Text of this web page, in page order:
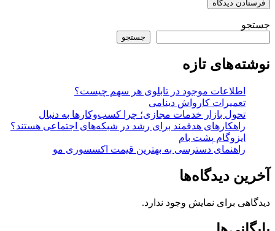
جستجو
جستجو
نوشته‌های تازه
اطلاعات موجود در تابلوی هر سهم چیست؟
تعمیرات کارواش دینامی
تحول بازار خدمات مجازی؛ چرا کسب‌وکارها به دنبال
راهکارهای هدفمند برای رشد در شبکه‌های اجتماعی هستند؟
ایزوگام پشت بام
راهنمای دسترسی به بهترین قیمت اکسسوری مو
آخرین دیدگاه‌ها
دیدگاهی برای نمایش وجود ندارد.